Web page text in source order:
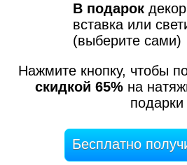
В подарок
вставка или
(выберите сами)
Нажмите кнопку, чтобы
скидкой 65%на
подарки
Бесплатно